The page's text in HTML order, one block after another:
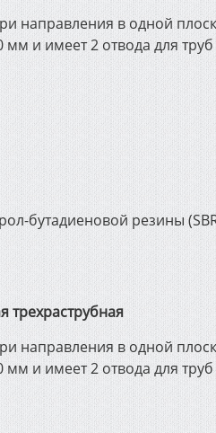
направления в одной
и имеет 2 отвода для
бутадиеновой резины
трехраструбная
направления в одной
и имеет 2 отвода для